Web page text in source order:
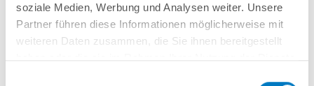
soziale Medien, Werbung und Analysen weiter. Unsere
Partner führen diese Informationen möglicherweise mit
weiteren Daten zusammen, die Sie ihnen bereitgestellt
In den Warenkorb